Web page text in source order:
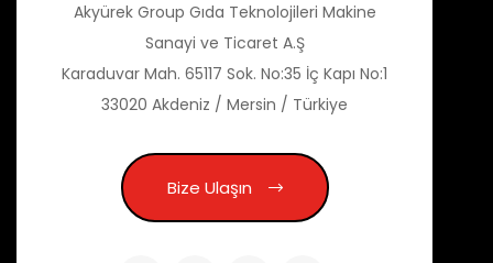
Akyürek Group Gıda Teknolojileri Makine
Sanayi ve Ticaret A.Ş
Karaduvar Mah. 65117 Sok. No:35 İç Kapı No:1
33020 Akdeniz / Mersin / Türkiye
Bize Ulaşın